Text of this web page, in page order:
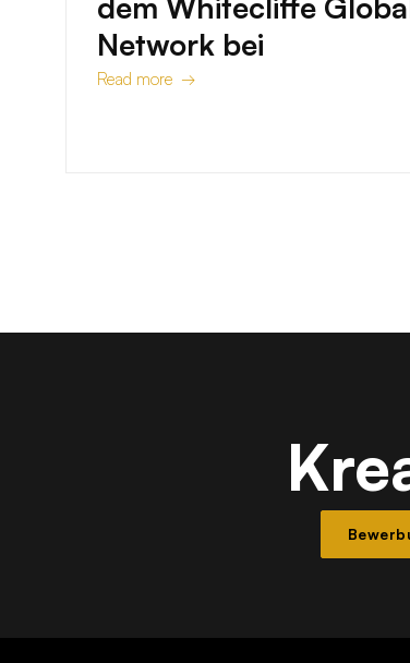
dem Whitecliffe
Network bei
Read more →